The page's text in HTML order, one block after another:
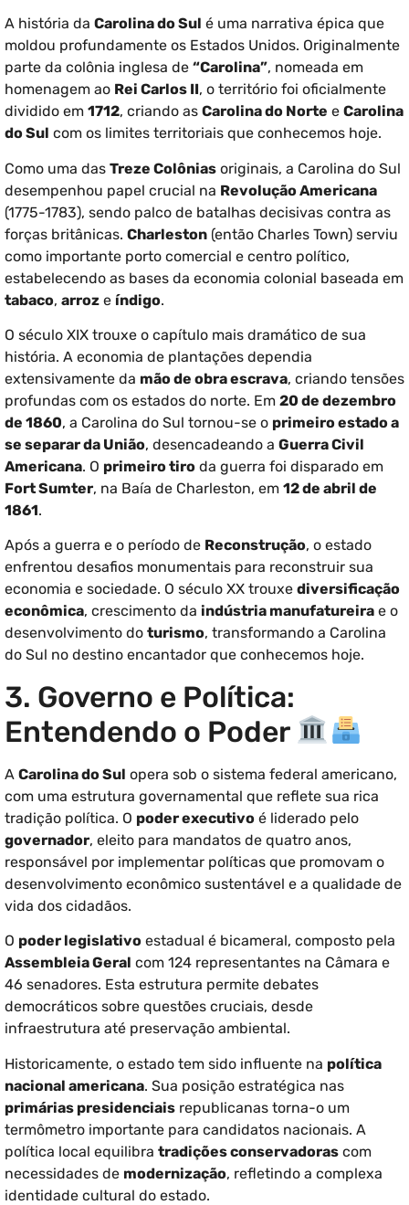
A história da Carolina do Sul é uma narrativa épica que
moldou profundamente os Estados Unidos. Originalmente
parte da colônia inglesa de “Carolina”, nomeada em
homenagem ao Rei Carlos II, o território foi oficialmente
dividido em 1712, criando as Carolina do Norte e Carolina
do Sul com os limites territoriais que conhecemos hoje.
Como uma das Treze Colônias originais, a Carolina do Sul
desempenhou papel crucial na Revolução Americana
(1775-1783), sendo palco de batalhas decisivas contra as
forças britânicas. Charleston (então Charles Town) serviu
como importante porto comercial e centro político,
estabelecendo as bases da economia colonial baseada em
tabaco, arroz e índigo.
O século XIX trouxe o capítulo mais dramático de sua
história. A economia de plantações dependia
extensivamente da mão de obra escrava, criando tensões
profundas com os estados do norte. Em 20 de dezembro
de 1860, a Carolina do Sul tornou-se o primeiro estado a
se separar da União, desencadeando a Guerra Civil
Americana. O primeiro tiro da guerra foi disparado em
Fort Sumter, na Baía de Charleston, em 12 de abril de
1861.
Após a guerra e o período de Reconstrução, o estado
enfrentou desafios monumentais para reconstruir sua
economia e sociedade. O século XX trouxe diversificação
econômica, crescimento da indústria manufatureira e o
desenvolvimento do turismo, transformando a Carolina
do Sul no destino encantador que conhecemos hoje.
3. Governo e Política:
Entendendo o Poder
A Carolina do Sul opera sob o sistema federal americano,
com uma estrutura governamental que reflete sua rica
tradição política. O poder executivo é liderado pelo
governador, eleito para mandatos de quatro anos,
responsável por implementar políticas que promovam o
desenvolvimento econômico sustentável e a qualidade de
vida dos cidadãos.
O poder legislativo estadual é bicameral, composto pela
Assembleia Geral com 124 representantes na Câmara e
46 senadores. Esta estrutura permite debates
democráticos sobre questões cruciais, desde
infraestrutura até preservação ambiental.
Historicamente, o estado tem sido influente na política
nacional americana. Sua posição estratégica nas
primárias presidenciais republicanas torna-o um
termômetro importante para candidatos nacionais. A
política local equilibra tradições conservadoras com
necessidades de modernização, refletindo a complexa
identidade cultural do estado.